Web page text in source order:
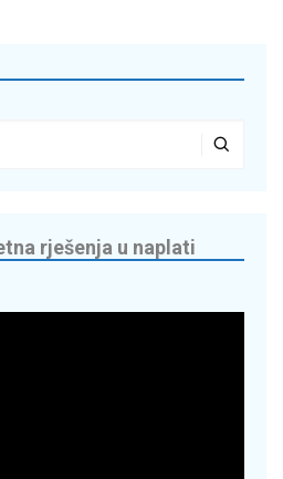
rješenja u naplati